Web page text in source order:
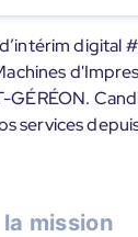
digital
GÉRÉON.
services
mission